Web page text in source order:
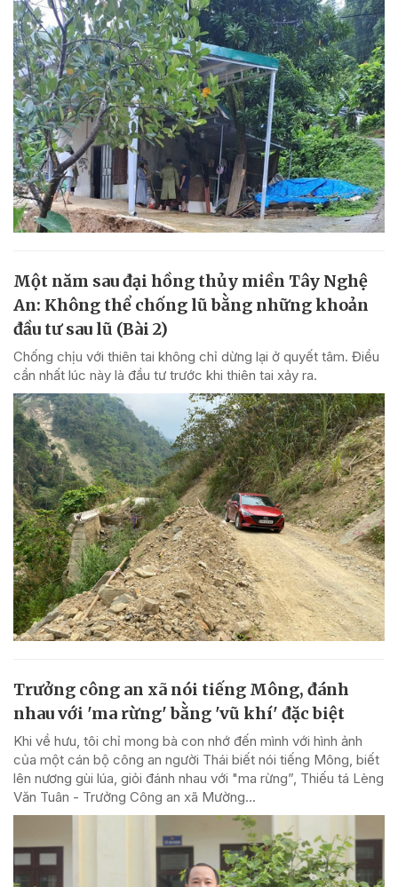
Một năm sau đại hồng thủy miền Tây Nghệ
An: Không thể chống lũ bằng những khoản
đầu tư sau lũ (Bài 2)
Chống chịu với thiên tai không chỉ dừng lại ở quyết tâm. Điều
cần nhất lúc này là đầu tư trước khi thiên tai xảy ra.
Trưởng công an xã nói tiếng Mông, đánh
nhau với 'ma rừng' bằng 'vũ khí' đặc biệt
Khi về hưu, tôi chỉ mong bà con nhớ đến mình với hình ảnh
của một cán bộ công an người Thái biết nói tiếng Mông, biết
lên nương gùi lúa, giỏi đánh nhau với "ma rừng”, Thiếu tá Lèng
Văn Tuân - Trưởng Công an xã Mường...